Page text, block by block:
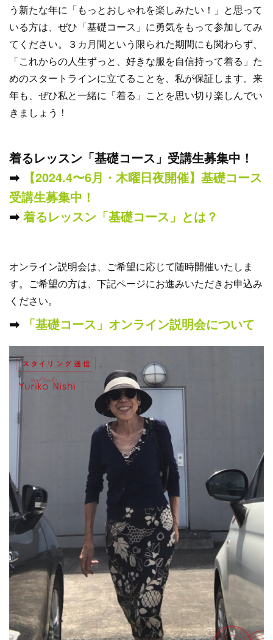
う新たな年に「もっとおしゃれを楽しみたい！」と思って
いる方は、ぜひ「基礎コース」に勇気をもって参加してみ
てください。３カ月間という限られた期間にも関わらず、
「これからの人生ずっと、好きな服を自信持って着る」た
めのスタートラインに立てることを、私が保証します。来
年も、ぜひ私と一緒に「着る」ことを思い切り楽しんでい
きましょう！
着るレッスン「基礎コース」受講生募集中！
➡︎
【2024.4〜6月・木曜日夜開催】基礎コース
受講生募集中！
➡︎ 着るレッスン「基礎コース」とは？
オンライン説明会は、ご希望に応じて随時開催いたしま
す。ご希望の方は、下記ページにお進みいただきお申込み
ください。
➡︎ 「基礎コース」オンライン説明会について